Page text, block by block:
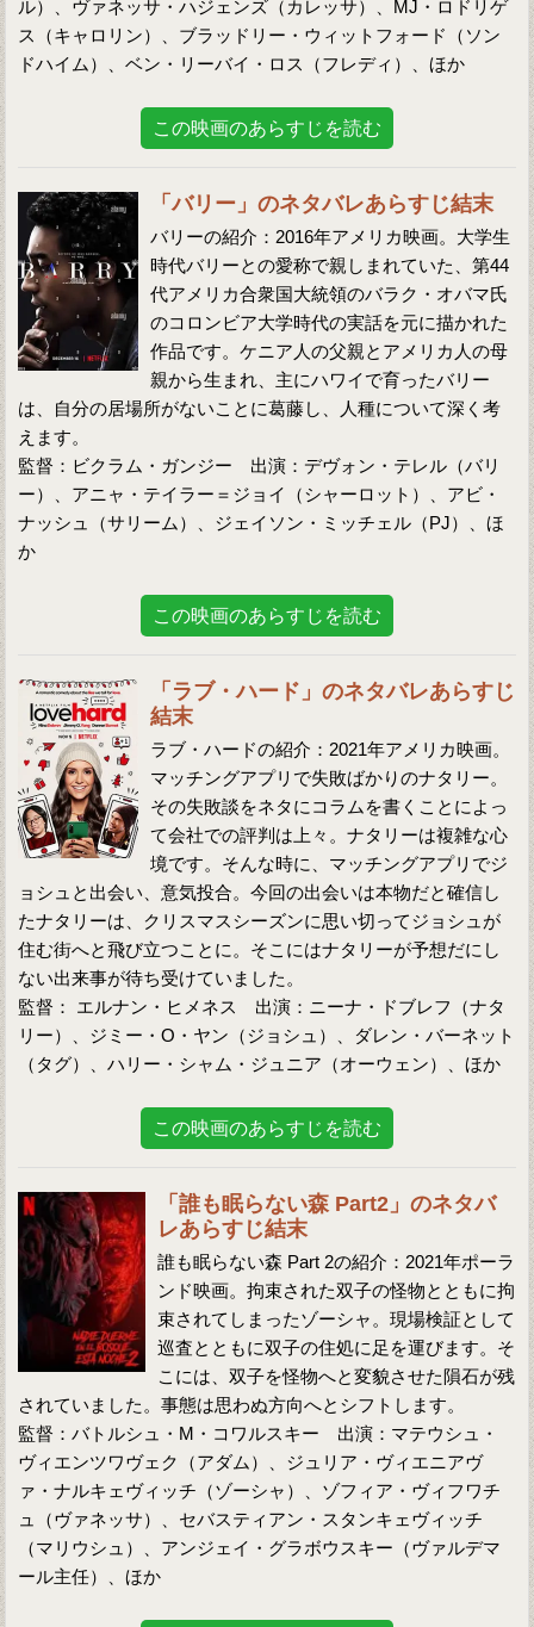
ル）、ヴァネッサ・ハジェンズ（カレッサ）、MJ・ロドリゲ
ス（キャロリン）、ブラッドリー・ウィットフォード（ソン
ドハイム）、ベン・リーバイ・ロス（フレディ）、ほか
この映画のあらすじを読む
「バリー」のネタバレあらすじ結末
バリーの紹介：2016年アメリカ映画。大学生
時代バリーとの愛称で親しまれていた、第44
代アメリカ合衆国大統領のバラク・オバマ氏
のコロンビア大学時代の実話を元に描かれた
作品です。ケニア人の父親とアメリカ人の母
親から生まれ、主にハワイで育ったバリー
は、自分の居場所がないことに葛藤し、人種について深く考
えます。
監督：ビクラム・ガンジー 出演：デヴォン・テレル（バリ
ー）、アニャ・テイラー＝ジョイ（シャーロット）、アビ・
ナッシュ（サリーム）、ジェイソン・ミッチェル（PJ）、ほ
か
この映画のあらすじを読む
「ラブ・ハード」のネタバレあらすじ
結末
ラブ・ハードの紹介：2021年アメリカ映画。
マッチングアプリで失敗ばかりのナタリー。
その失敗談をネタにコラムを書くことによっ
て会社での評判は上々。ナタリーは複雑な心
境です。そんな時に、マッチングアプリでジ
ョシュと出会い、意気投合。今回の出会いは本物だと確信し
たナタリーは、クリスマスシーズンに思い切ってジョシュが
住む街へと飛び立つことに。そこにはナタリーが予想だにし
ない出来事が待ち受けていました。
監督： エルナン・ヒメネス 出演：ニーナ・ドブレフ（ナタ
リー）、ジミー・O・ヤン（ジョシュ）、ダレン・バーネット
（タグ）、ハリー・シャム・ジュニア（オーウェン）、ほか
この映画のあらすじを読む
「誰も眠らない森 Part2」のネタバ
レあらすじ結末
誰も眠らない森 Part 2の紹介：2021年ポーラ
ンド映画。拘束された双子の怪物とともに拘
束されてしまったゾーシャ。現場検証として
巡査とともに双子の住処に足を運びます。そ
こには、双子を怪物へと変貌させた隕石が残
されていました。事態は思わぬ方向へとシフトします。
監督：バトルシュ・M・コワルスキー 出演：マテウシュ・
ヴィエンツワヴェク（アダム）、ジュリア・ヴィエニアヴ
ァ・ナルキェヴィッチ（ゾーシャ）、ゾフィア・ヴィフワチ
ュ（ヴァネッサ）、セバスティアン・スタンキェヴィッチ
（マリウシュ）、アンジェイ・グラボウスキー（ヴァルデマ
ール主任）、ほか